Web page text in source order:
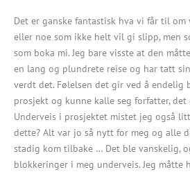
Det er ganske fantastisk hva vi får til
eller noe som ikke helt vil gi slipp, men
som boka mi. Jeg bare visste at den
en lang og plundrete reise og har tatt
verdt det. Følelsen det gir ved å endelig
prosjekt og kunne kalle seg forfatter, det
Underveis i prosjektet mistet jeg også
dette? Alt var jo så nytt for meg og alle
stadig kom tilbake … Det ble vanskelig,
blokkeringer i meg underveis. Jeg